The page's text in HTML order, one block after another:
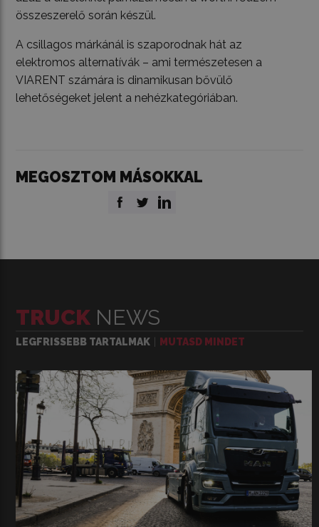
összeszerelő során készül.
A csillagos márkánál is szaporodnak hát az
elektromos alternatívák – ami természetesen a
VIARENT számára is dinamikusan bővülő
lehetőségeket jelent a nehézkategóriában.
MEGOSZTOM MÁSOKKAL
TRUCK NEWS
LEGFRISSEBB TARTALMAK MUTASD MINDET